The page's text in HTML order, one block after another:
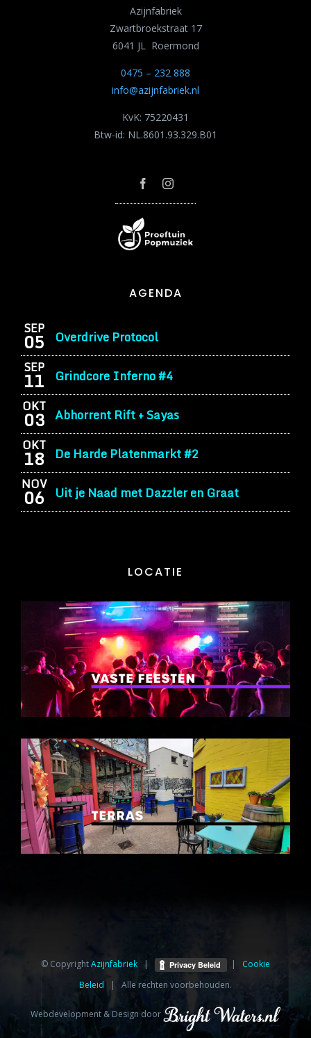
AGENDA
SEP
05 Overdrive Protocol
SEP
11 Grindcore Inferno #4
OKT
03 Abhorrent Rift + Sayas
OKT
18 De Harde Platenmarkt #2
NOV
06 Uit je Naad met Dazzler en Graat
Azijnfabriek
Zwartbroekstraat 17
6041 JL Roermond
0475 – 232 888
info@azijnfabriek.nl
KvK: 75220431
Btw-id: NL.8601.93.329.B01
LOCATIE
© CopyrightAzijnfabriek⁩ | | Cookie
Beleid | Alle rechten voorbehouden.
Webdevelopment & Design door